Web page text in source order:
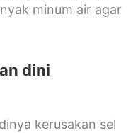
minum air agar
dini
kerusakan sel